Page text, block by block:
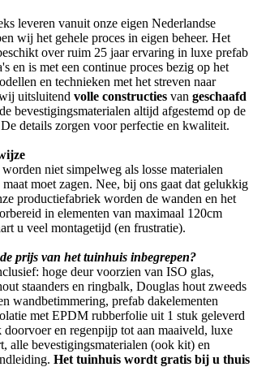
leveren vanuit onze eigen Nederlandse
wij het gehele proces in eigen beheer. Het
over ruim 25 jaar ervaring in luxe prefab
en is met een continue proces bezig op het
en technieken met het streven naar
uitsluitend volle constructies van geschaafd
bevestigingsmaterialen altijd afgestemd op de
details zorgen voor perfectie en kwaliteit.
niet simpelweg als losse materialen
moet zagen. Nee, bij ons gaat dat gelukkig
productiefabriek worden de wanden en het
in elementen van maximaal 120cm
u veel montagetijd (en frustratie).
prijs van het tuinhuis inbegrepen?
hoge deur voorzien van ISO glas,
staanders en ringbalk, Douglas hout zweeds
wandbetimmering, prefab dakelementen
met EPDM rubberfolie uit 1 stuk geleverd
doorvoer en regenpijp tot aan maaiveld, luxe
alle bevestigingsmaterialen (ook kit) en
Het tuinhuis wordt gratis bij u thuis